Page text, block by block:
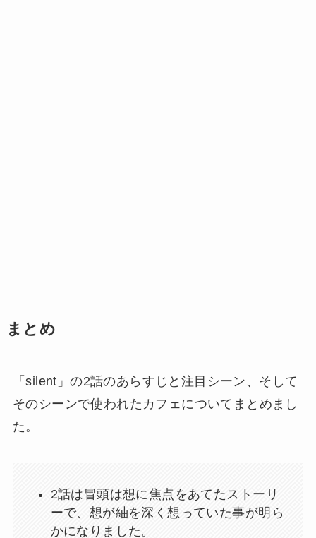
まとめ
「silent」の2話のあらすじと注目シーン、そして
そのシーンで使われたカフェについてまとめまし
た。
2話は冒頭は想に焦点をあてたストーリ
ーで、想が紬を深く想っていた事が明ら
かになりました。